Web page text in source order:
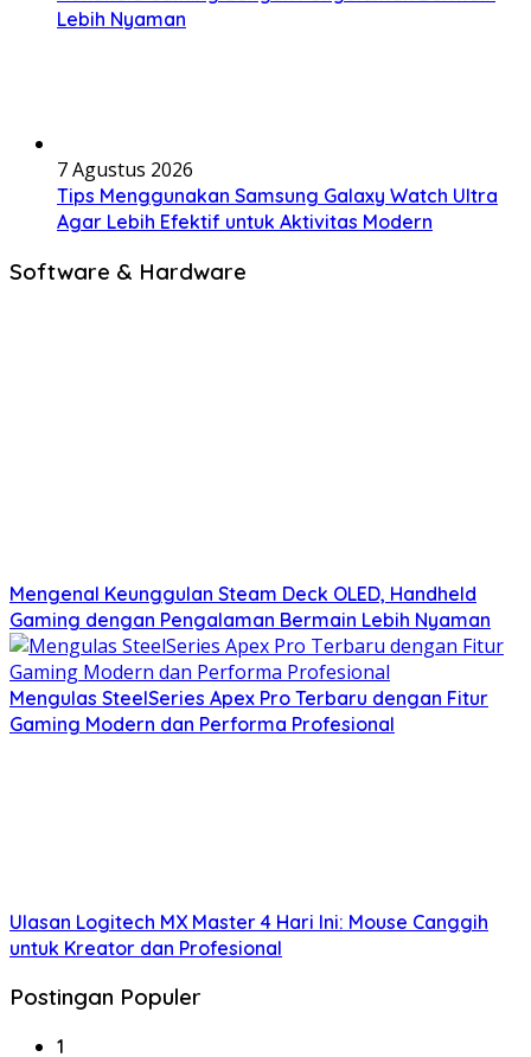
Lebih Nyaman
7 Agustus 2026
Tips Menggunakan Samsung Galaxy Watch Ultra
Agar Lebih Efektif untuk Aktivitas Modern
Software & Hardware
Mengenal Keunggulan Steam Deck OLED, Handheld
Gaming dengan Pengalaman Bermain Lebih Nyaman
Mengulas SteelSeries Apex Pro Terbaru dengan Fitur
Gaming Modern dan Performa Profesional
Ulasan Logitech MX Master 4 Hari Ini: Mouse Canggih
untuk Kreator dan Profesional
Postingan Populer
1